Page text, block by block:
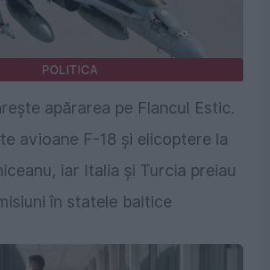
POLITICA
apărarea pe Flancul Estic.
avioane F-18 și elicoptere la
iar Italia și Turcia preiau
în statele baltice